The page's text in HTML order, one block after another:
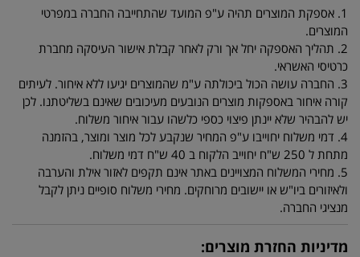
1. אספקת המוצרים תהיה ע"פ המועד שהתחייבה החברה במפרטי
המוצרים.
2. תהליך האספקה יחל אך ורק לאחר קבלת אישור העיסקה מחברת
כרטיסי האשראי.
3. החברה עושה הכול ביכולתה ע"מ שהמוצרים יגיעו ללא איחור. לעיתים
קורה איחור באספקות מוצרים הנובעים מעיכובים שאינם בשליטתנו. לכן
יש להבהיר שלא יינתן פיצוי כספי כלשהו עבור איחור משלוח.
4. דמי משלוח יחוייבו ע"פ המחיר שנקבע לכל מוצר ומוצר, בהזמנה
מתחת ל 250 ש"ח יחוייב הלקוח ב 40 ש"ח דמי משלוח.
5. מחירי המשלוח המצויינים באתר אינם תקפים לאזור אילת והערבה
ולאיזורים ביו"ש או יישובים מרוחקים. מחירי משלוח סופיים ניתן לקבל
מנציגי החברה.
מדיניות החזרת מוצרים: